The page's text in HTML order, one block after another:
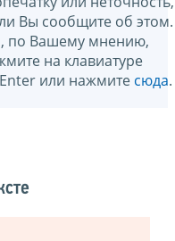
Вы сообщите об этом.
по Вашему мнению,
на клавиатуре
или нажмите сюда.